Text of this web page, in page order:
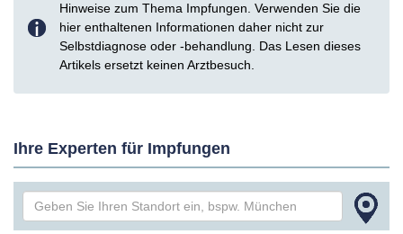
Hinweise zum Thema Impfungen. Verwenden Sie die
hier enthaltenen Informationen daher nicht zur
Selbstdiagnose oder -behandlung. Das Lesen dieses
Artikels ersetzt keinen Arztbesuch.
Ihre Experten für Impfungen